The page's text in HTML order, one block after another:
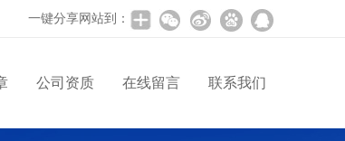
一键分享网站到：
公司资质 在线留言 联系我们